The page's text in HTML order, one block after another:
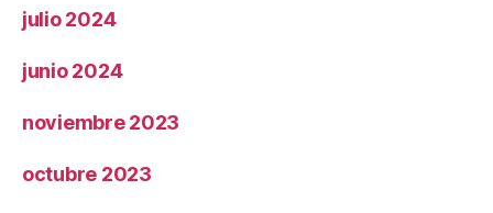
julio 2024
junio 2024
noviembre 2023
octubre 2023